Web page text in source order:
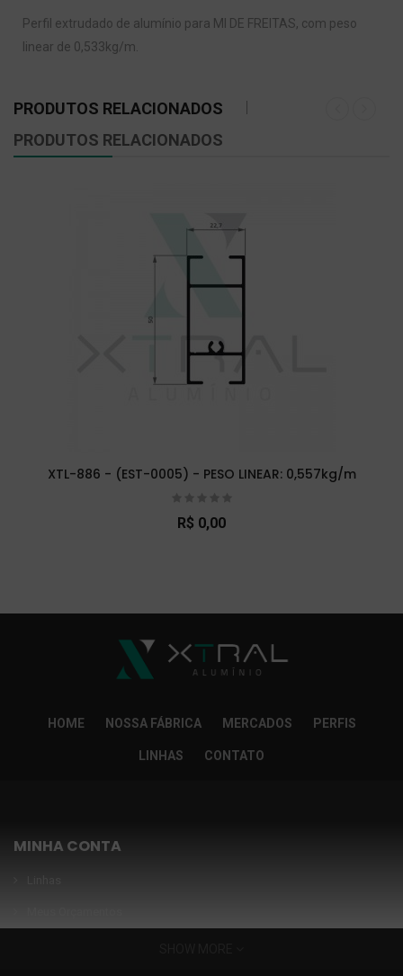
Perfil extrudado de alumínio para MI DE FREITAS, com peso
linear de 0,533kg/m.
PRODUTOS RELACIONADOS
PRODUTOS RELACIONADOS
XTL-886 - (EST-0005) - PESO LINEAR: 0,557kg/m
R$ 0,00
HOME NOSSA FÁBRICA MERCADOS PERFIS
LINHAS CONTATO
MINHA CONTA